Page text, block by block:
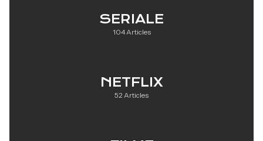
SERIALE
104 Articles
NETFLIX
52 Articles